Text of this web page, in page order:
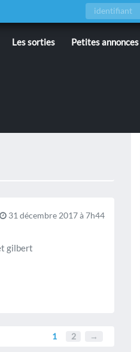
Les sorties Petites annonces
31 décembre 2017 à 7h44
gilbert
1 2 →